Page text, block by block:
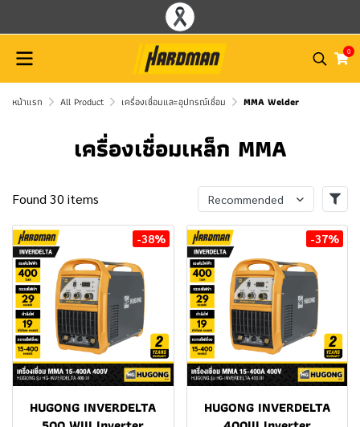
0
หน้าแรก All Product เครื่องเชื่อมและอุปกรณ์เชื่อม MMA Welder
เครื่องเชื่อมเหล็ก MMA
Found 30 items Recommended
-38%
HUGONG INVERDELTA
-37%
HUGONG INVERDELTA